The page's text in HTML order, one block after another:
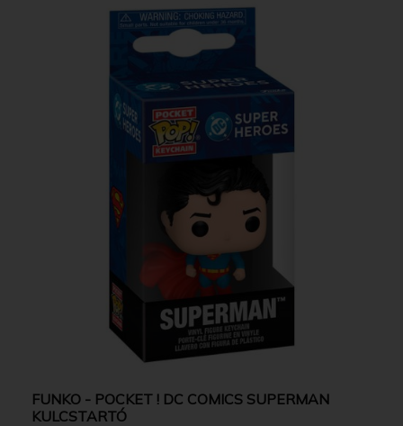
FUNKO - POCKET ! DC COMICS SUPERMAN
KULCSTARTÓ